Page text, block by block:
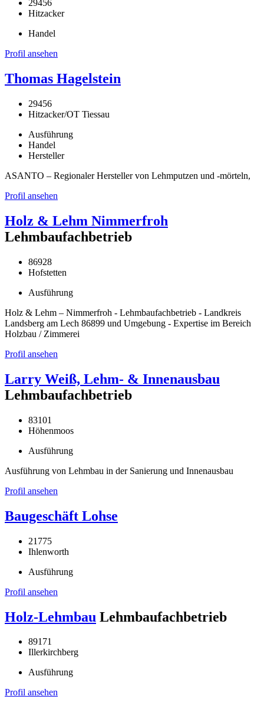
29456
Hitzacker
Handel
Profil ansehen
Thomas Hagelstein
29456
Hitzacker/OT Tiessau
Ausführung
Handel
Hersteller
ASANTO – Regionaler Hersteller von Lehmputzen und -mörteln,
Profil ansehen
Holz & Lehm Nimmerfroh
Lehmbaufachbetrieb
86928
Hofstetten
Ausführung
Holz & Lehm – Nimmerfroh - Lehmbaufachbetrieb - Landkreis
Landsberg am Lech 86899 und Umgebung - Expertise im Bereich
Holzbau / Zimmerei
Profil ansehen
Larry Weiß, Lehm- & Innenausbau
Lehmbaufachbetrieb
83101
Höhenmoos
Ausführung
Ausführung von Lehmbau in der Sanierung und Innenausbau
Profil ansehen
Baugeschäft Lohse
21775
Ihlenworth
Ausführung
Profil ansehen
Holz-Lehmbau Lehmbaufachbetrieb
89171
Illerkirchberg
Ausführung
Profil ansehen